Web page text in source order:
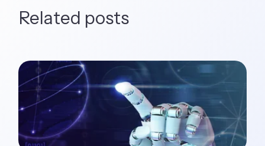
Related posts